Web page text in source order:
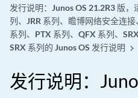
发行说明：Junos OS 21.2R3 版
列、JRR 系列、瞻博网络安全连
系列、PTX 系列、QFX 系列、
SRX 系列的 Junos OS 发行说明
发行说明：